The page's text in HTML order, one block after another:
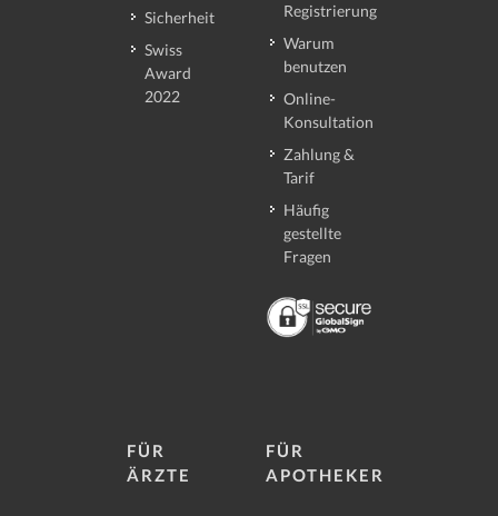
Sicherheit
Swiss
Award
2022
Registrierung
Warum
benutzen
Online-
Konsultation
Zahlung &
Tarif
Häufig
gestellte
Fragen
FÜR
ÄRZTE
FÜR
APOTHEKER